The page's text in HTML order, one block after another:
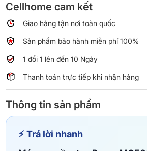
Bell-
shaped
lượng
Cellhome cam kết
Giao hàng tận nơi toàn quốc
Sản phẩm bảo hành miễn phí 100%
1 đổi 1 lên đến 10 Ngày
Thanh toán trực tiếp khi nhận hàng
Thông tin sản phẩm
⚡ Trả lời nhanh